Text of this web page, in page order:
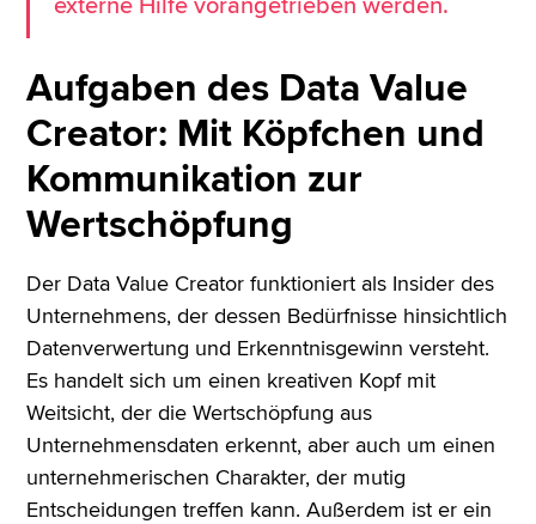
Aufgaben des Data Value
Creator: Mit Köpfchen und
Kommunikation zur
Wertschöpfung
Der Data Value Creator funktioniert als Insider des
Unternehmens, der dessen Bedürfnisse hinsichtlich
Datenverwertung und Erkenntnisgewinn versteht.
Es handelt sich um einen kreativen Kopf mit
Weitsicht, der die Wertschöpfung aus
Unternehmensdaten erkennt, aber auch um einen
unternehmerischen Charakter, der mutig
Entscheidungen treffen kann. Außerdem ist er ein